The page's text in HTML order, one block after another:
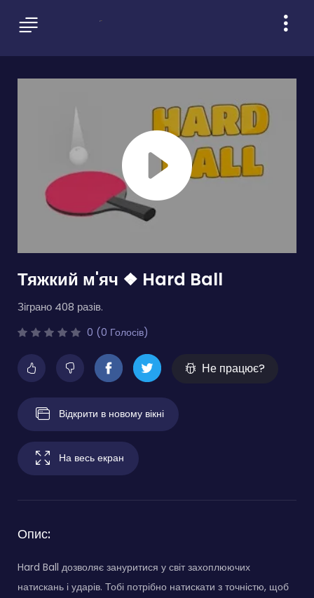
Тяжкий м'яч ❖ Hard Ball
Зіграно 408 разів.
0 (0 Голосів)
Не працює?
Відкрити в новому вікні
На весь екран
Опис:
Hard Ball дозволяє зануритися у світ захоплюючих
натискань і ударів. Тобі потрібно натискати з точністю, щоб